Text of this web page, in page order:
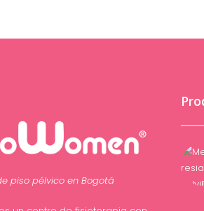
piso pélvico en Bogotá